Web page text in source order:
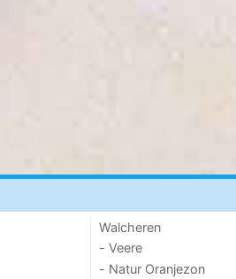
Walcheren
- Veere
- Natur Oranjezon